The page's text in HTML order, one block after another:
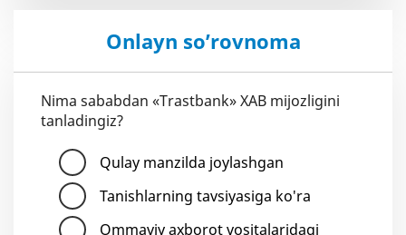
Onlayn so’rovnoma
Nima sababdan «Trastbank» XAB mijozligini
tanladingiz?
Qulay manzilda joylashgan
Tanishlarning tavsiyasiga ko'ra
Ommaviy axborot vositalaridagi